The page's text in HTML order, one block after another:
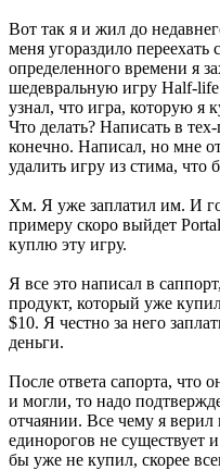
Вот так я и жил до
меня угораздило
определенного времени я
шедевральную игру Half-
узнал, что игра, которую я
Что делать? Написать в
конечно. Написал, но мне
удалить игру из стима, что
Хм. Я уже заплатил им. И
примеру скоро выйдет
куплю эту игру.
Я все это написал в
продукт, который уже
$10. Я честно за него
деньги.
После ответа сапорта, что
и могли, то надо
отчаянии. Все чему я
единорогов не существует
бы уже не купил, скорее